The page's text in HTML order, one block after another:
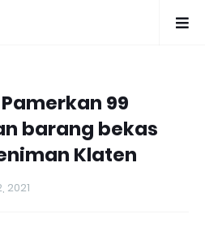
99
barang bekas
Klaten
2021